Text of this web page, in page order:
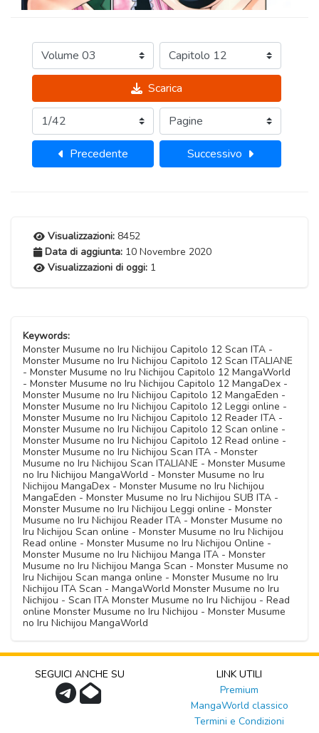
Scarica
Precedente Successivo
Visualizzazioni: 8452
Data di aggiunta: 10 Novembre 2020
Visualizzazioni di oggi: 1
Keywords:
Monster Musume no Iru Nichijou Capitolo 12 Scan ITA -
Monster Musume no Iru Nichijou Capitolo 12 Scan ITALIANE
- Monster Musume no Iru Nichijou Capitolo 12 MangaWorld
- Monster Musume no Iru Nichijou Capitolo 12 MangaDex -
Monster Musume no Iru Nichijou Capitolo 12 MangaEden -
Monster Musume no Iru Nichijou Capitolo 12 Leggi online -
Monster Musume no Iru Nichijou Capitolo 12 Reader ITA -
Monster Musume no Iru Nichijou Capitolo 12 Scan online -
Monster Musume no Iru Nichijou Capitolo 12 Read online -
Monster Musume no Iru Nichijou Scan ITA - Monster
Musume no Iru Nichijou Scan ITALIANE - Monster Musume
no Iru Nichijou MangaWorld - Monster Musume no Iru
Nichijou MangaDex - Monster Musume no Iru Nichijou
MangaEden - Monster Musume no Iru Nichijou SUB ITA -
Monster Musume no Iru Nichijou Leggi online - Monster
Musume no Iru Nichijou Reader ITA - Monster Musume no
Iru Nichijou Scan online - Monster Musume no Iru Nichijou
Read online - Monster Musume no Iru Nichijou Online -
Monster Musume no Iru Nichijou Manga ITA - Monster
Musume no Iru Nichijou Manga Scan - Monster Musume no
Iru Nichijou Scan manga online - Monster Musume no Iru
Nichijou ITA Scan - MangaWorld Monster Musume no Iru
Nichijou - Scan ITA Monster Musume no Iru Nichijou - Read
online Monster Musume no Iru Nichijou - Monster Musume
no Iru Nichijou MangaWorld
SEGUICI ANCHE SU
LINK UTILI
Premium
MangaWorld classico
Termini e Condizioni